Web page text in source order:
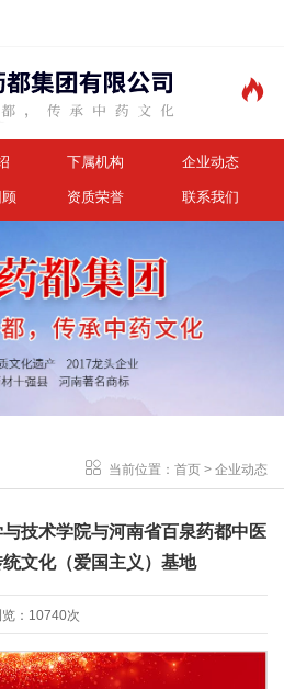

下属机构 企业动态
资质荣誉 联系我们
当前位置： 首页 > 企业动态
与技术学院与河南省百泉药都中医
文化（爱国主义）基地
：10740次